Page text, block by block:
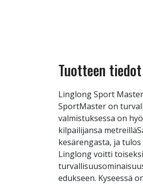
Tuotteen tiedot
Linglong Sport
SportMaster on
valmistuksessa on
kilpailijansa
kesärengasta, ja
Linglong voitti
edukseen. Kyseessä